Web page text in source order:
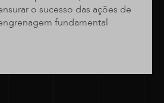
o sucesso das ações de
fundamental